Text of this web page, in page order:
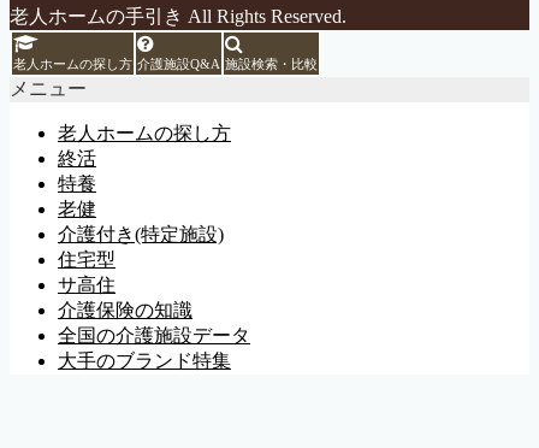
老人ホームの手引き All Rights Reserved.
老人ホームの探し方 介護施設Q&A 施設検索・比較
メニュー
老人ホームの探し方
終活
特養
老健
介護付き(特定施設)
住宅型
サ高住
介護保険の知識
全国の介護施設データ
大手のブランド特集